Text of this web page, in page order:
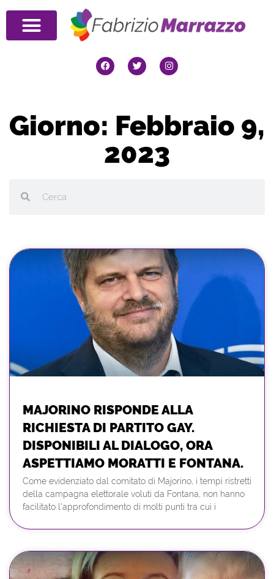
Giorno: Febbraio 9,
2023
MAJORINO RISPONDE ALLA
RICHIESTA DI PARTITO GAY.
DISPONIBILI AL DIALOGO, ORA
ASPETTIAMO MORATTI E FONTANA.
Come evidenziato dal comitato di Majorino, i tempi ristretti
della campagna elettorale voluti da Fontana, non hanno
facilitato l'approfondimento di molti punti tra cui i